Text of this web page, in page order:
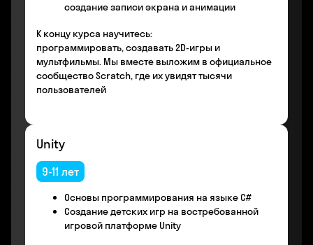
создание записи экрана и анимации
К концу курса научитесь:
программировать, создавать 2D-игры и
мультфильмы. Мы вместе выложим в официальное
сообщество Scratch, где их увидят тысячи
пользователей
Unity
9-11 лет
Основы программирования на языке С#
Создание детских игр на востребованной
игровой платформе Unity